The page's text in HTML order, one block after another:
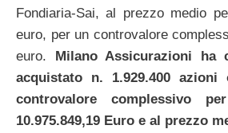
Fondiaria-Sai, al prezzo medio
euro, per un controvalore
euro. Milano Assicurazioni ha
acquistato n. 1.929.400
controvalore complessivo
10.975.849,19 Euro e al prezzo